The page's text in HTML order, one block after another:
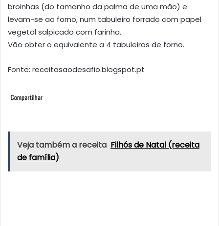
broinhas (do tamanho da palma de uma mão) e
levam-se ao forno, num tabuleiro forrado com papel
vegetal salpicado com farinha.
Vão obter o equivalente a 4 tabuleiros de forno.
Fonte: receitasaodesafio.blogspot.pt
Veja também a receita Filhós de Natal (receita
de família)